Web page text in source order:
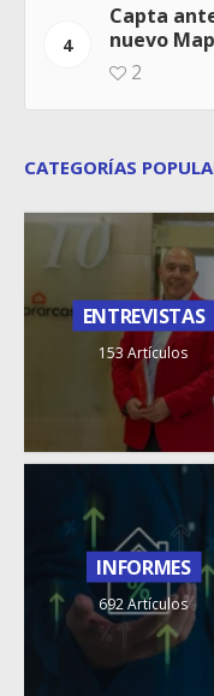
4
Capta
nuevo
2
CATEGORÍAS
ENTREVISTAS
153 Artículos
INFORMES
692 Artículos